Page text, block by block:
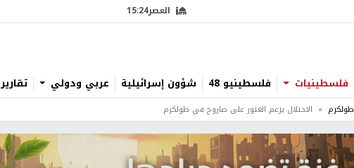
العصر15:24
فلسطينيات فلسطينيو 48 شؤون إسرائيلية عربي ودولي تقارير
طولكرم الاحتلال يزعم العثور على صاروخ في طولكرم